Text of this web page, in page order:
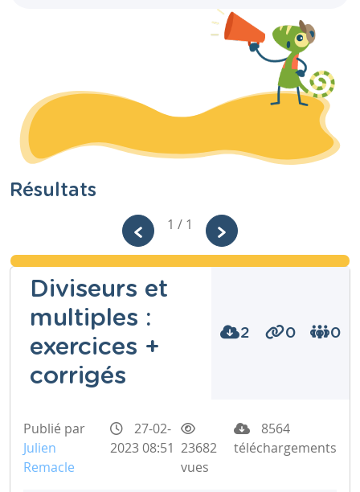
Résultats
1 / 1
Diviseurs et
multiples :
exercices +
corrigés
2 0 0
Publié par
Julien
Remacle
27-02-
2023 08:51 23682
vues
8564
téléchargements